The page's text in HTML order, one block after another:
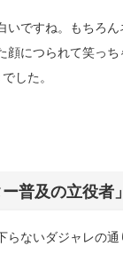
いですね。もちろ
顔につられて笑っ
した。
普及の立役者」
らないダジャレの通